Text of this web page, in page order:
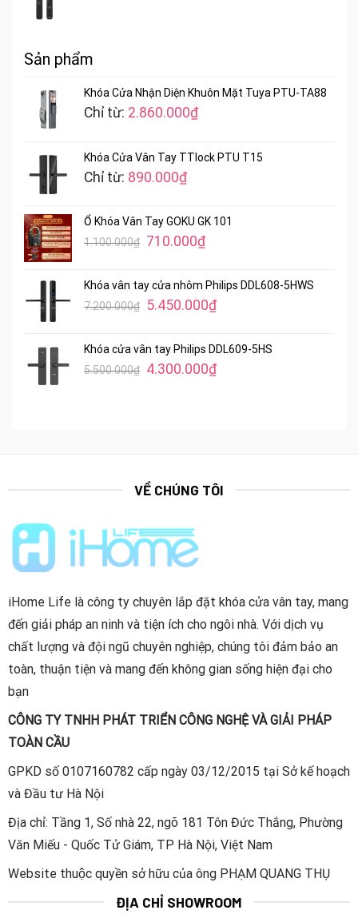
Sản phẩm
Khóa Cửa Nhận Diện Khuôn Mặt Tuya PTU-TA88
Chỉ từ: 2.860.000₫
Khóa Cửa Vân Tay TTlock PTU T15
Chỉ từ: 890.000₫
Ổ Khóa Vân Tay GOKU GK 101
1.100.000₫ Giá
là:
1.100.000₫.
710.000₫Giá
tại
là:
710.000₫.
Khóa vân tay cửa nhôm Philips DDL608-5HWS
7.200.000₫ Giá
7.200.000₫.
5.450.000₫Giá
tại
5.450.000₫.
Khóa cửa vân tay Philips DDL609-5HS
5.500.000₫ Giá
4.300.000₫Giá
VỀ CHÚNG TÔI
iHome Life là công ty chuyên lắp đặt khóa cửa vân tay, mang
đến giải pháp an ninh và tiện ích cho ngôi nhà. Với dịch vụ
chất lượng và đội ngũ chuyên nghiệp, chúng tôi đảm bảo an
toàn, thuận tiện và mang đến không gian sống hiện đại cho
bạn
CÔNG TY TNHH PHÁT TRIỂN CÔNG NGHỆ VÀ GIẢI PHÁP
TOÀN CẦU
GPKD số 0107160782 cấp ngày 03/12/2015 tại Sở kế hoạch
và Đầu tư Hà Nội
Địa chỉ: Tầng 1, Số nhà 22, ngõ 181 Tôn Đức Thắng, Phường
Văn Miếu - Quốc Tử Giám, TP Hà Nội, Việt Nam
Website thuộc quyền sở hữu của ông PHẠM QUANG THỤ
ĐỊA CHỈ SHOWROOM